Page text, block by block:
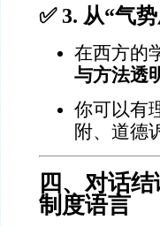
✅ 3. 从“气
在西方的
与方法透
你可以有
附、道德
四、对话
制度语言